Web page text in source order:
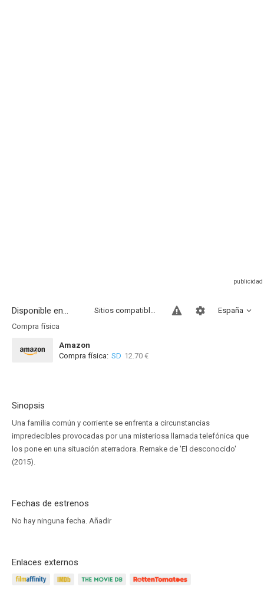
Disponible en... España
Sitios compatibles
Compra física
Amazon
Compra física: SD 12.70 €
Sinopsis
Una familia común y corriente se enfrenta a circunstancias
impredecibles provocadas por una misteriosa llamada telefónica que
los pone en una situación aterradora. Remake de 'El desconocido'
(2015).
Fechas de estrenos
No hay ninguna fecha. Añadir
Enlaces externos